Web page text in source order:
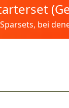
bei